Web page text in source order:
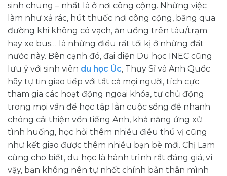
sinh chung – nhất là ở nơi công cộng. Những việc
làm như xả rác, hút thuốc nơi công cộng, băng qua
đường khi không có vạch, ăn uống trên tàu/trạm
hay xe bus… là những điều rất tối kị ở những đất
nước này. Bên cạnh đó, đại diện Du học INEC cũng
lưu ý với sinh viên du học Úc, Thụy Sĩ và Anh Quốc
hãy tự tin giao tiếp với tất cả mọi người, tích cực
tham gia các hoạt động ngoại khóa, tự chủ động
trong mọi vấn đề học tập lẫn cuộc sống để nhanh
chóng cải thiện vốn tiếng Anh, khả năng ứng xử
tình huống, học hỏi thêm nhiều điều thú vị cũng
như kết giao được thêm nhiều bạn bè mới. Chị Lam
cũng cho biết, du học là hành trình rất đáng giá, vì
vậy, bạn không nên tự nhốt chính bản thân mình